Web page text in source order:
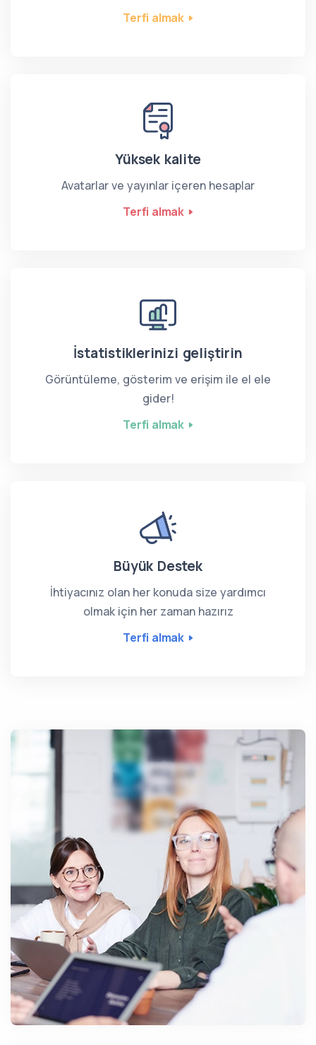
Terfi almak
Yüksek kalite
Avatarlar ve yayınlar içeren hesaplar
Terfi almak
İstatistiklerinizi geliştirin
Görüntüleme, gösterim ve erişim ile el ele
gider!
Terfi almak
Büyük Destek
İhtiyacınız olan her konuda size yardımcı
olmak için her zaman hazırız
Terfi almak